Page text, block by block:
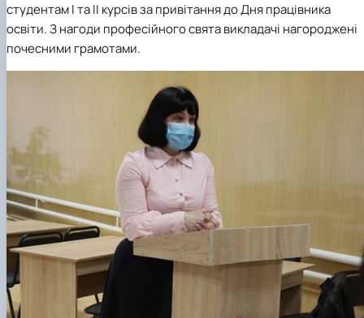
студентам І та ІІ курсів за привітання до Дня працівника
освіти. З нагоди професійного свята викладачі нагороджені
почесними грамотами.